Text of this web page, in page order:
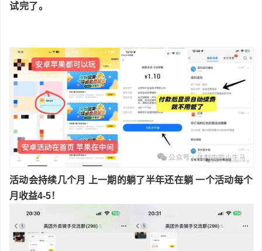
试完了。
活动会持续几个月 上一期的躺了半年还在躺 一个活动每个
月收益4-5！